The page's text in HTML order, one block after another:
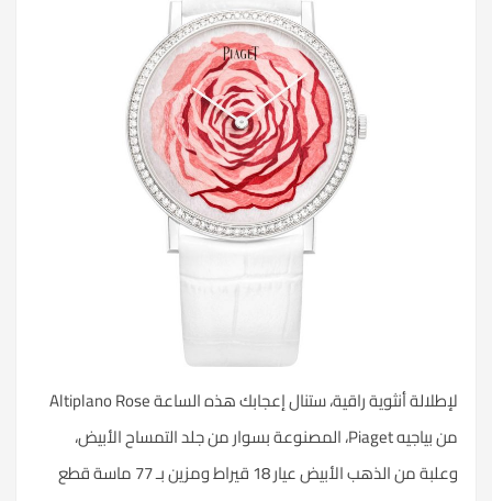
لإطلالة أنثوية راقية، ستنال إعجابك هذه الساعة Altiplano Rose
من بياجيه Piaget، المصنوعة بسوار من جلد التمساح الأبيض،
وعلبة من الذهب الأبيض عيار 18 قيراط ومزين بـ 77 ماسة قطع